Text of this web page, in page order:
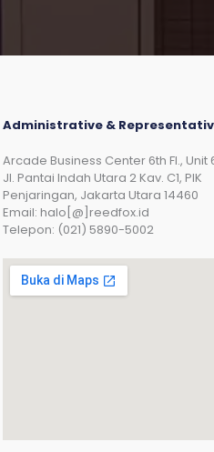
Administrative &
Arcade Business Center 6th Fl., Unit
JI. Pantai Indah Utara 2 Kav. C1, PIK
Penjaringan, Jakarta Utara 14460
Email: halo[@]reedfox.id
Telepon: (021) 5890-5002